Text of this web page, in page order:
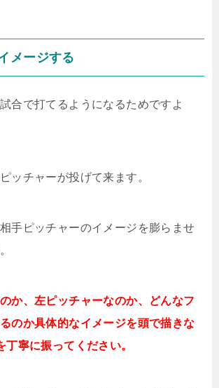
メージする
合で打てるようになるためですよ
ッチャーが投げて来ます。
手ピッチャーのイメージを膨らませ
か、左ピッチャーなのか、どんなフ
のか具体的なイメージを頭で描きな
丁寧に振ってください。